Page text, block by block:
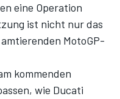
eine Operation
ist nicht nur das
MotoGP-
kommenden
wie Ducati